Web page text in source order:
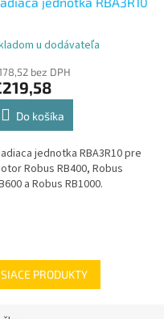
5,0
u dodávateľa
bez DPH
Do košíka
jednotka RBA3R10 pre
Robus RB400, Robus
a Robus RB1000.
PRODUKTY